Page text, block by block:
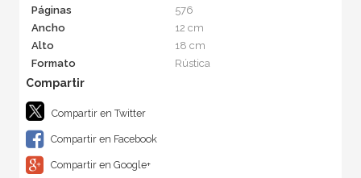
Páginas
576
Ancho
12 cm
Alto
18 cm
Formato
Rústica
Compartir en Twitter
Compartir en Facebook
Compartir en Google+